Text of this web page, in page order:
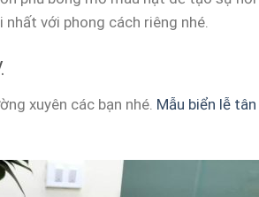
với phong cách riêng nhé.
xuyên các bạn nhé. Mẫu biển lễ